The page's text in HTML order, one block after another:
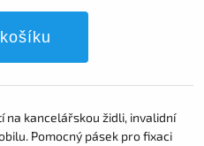
na kancelářskou židli, invalidní
Pomocný pásek pro fixaci